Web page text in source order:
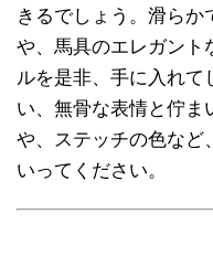
きるでしょう。滑ら
や、馬具のエレガント
ルを是非、手に入れて
い、無骨な表情と佇ま
や、ステッチの色など
いってください。